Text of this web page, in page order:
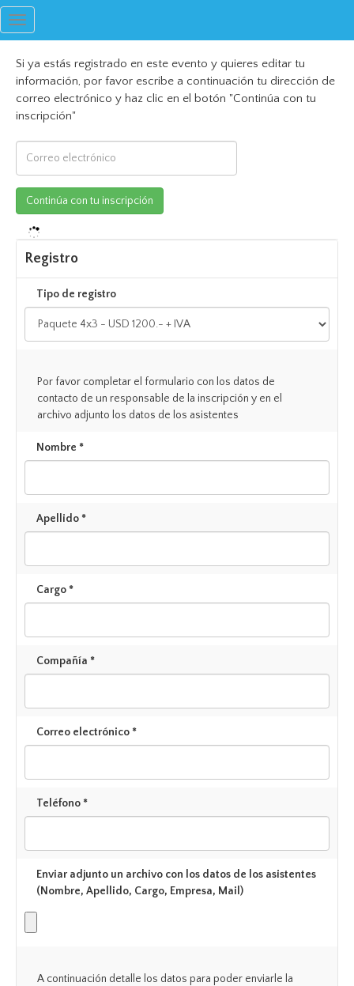
Toggle
navigation
Si ya estás registrado en este evento y quieres editar tu
información, por favor escribe a continuación tu dirección de
correo electrónico y haz clic en el botón "Continúa con tu
inscripción"
Registro
Tipo de registro
Por favor completar el formulario con los datos de
contacto de un responsable de la inscripción y en el
archivo adjunto los datos de los asistentes
Nombre *
Apellido *
Cargo *
Compañía *
Correo electrónico *
Teléfono *
Enviar adjunto un archivo con los datos de los asistentes
(Nombre, Apellido, Cargo, Empresa, Mail)
A continuación detalle los datos para poder enviarle la